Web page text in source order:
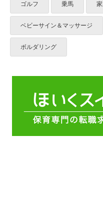
ゴルフ 乗馬
ベビーサイン＆マッサージ
ボルダリング